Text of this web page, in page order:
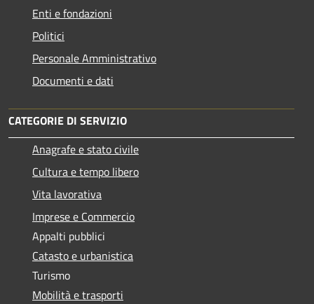
Enti e fondazioni
Politici
Personale Amministrativo
Documenti e dati
CATEGORIE DI SERVIZIO
Anagrafe e stato civile
Cultura e tempo libero
Vita lavorativa
Imprese e Commercio
Appalti pubblici
Catasto e urbanistica
Turismo
Mobilità e trasporti